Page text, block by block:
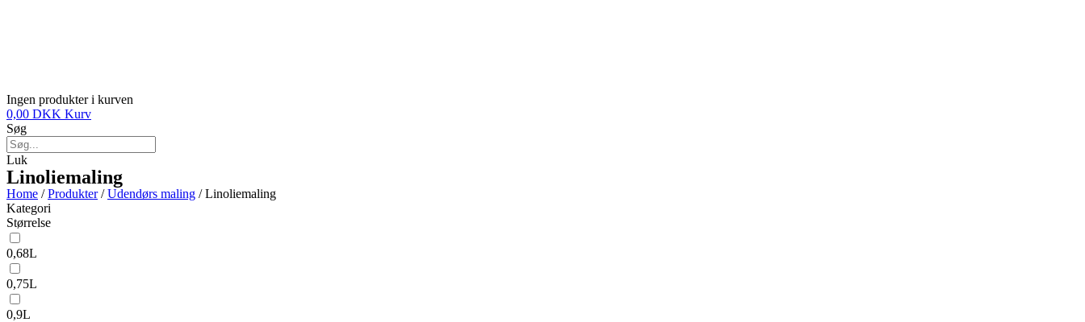
Ingen produkter i kurven
0,00 DKK Kurv
Søg
Luk
Linoliemaling
Home /Produkter/Udendørs maling / Linoliemaling
Kategori
Størrelse
0,68L
0,75L
0,9L